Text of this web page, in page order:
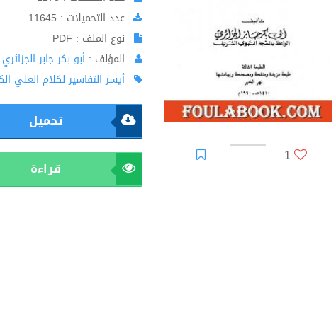
1
عدد التحميلات : 11645
نوع الملف : PDF
المؤلف : أبو بكر جابر الجزائري
أيسر التفاسير لكلام العلي
تحميل
قراءة